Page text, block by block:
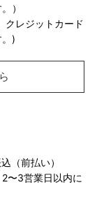
）
クレジットカード
)
（前払い）
〜3営業日以内に